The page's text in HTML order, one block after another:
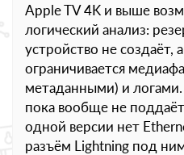
Apple TV 4K и выше
логический анализ:
устройство не создаёт,
ограничивается
метаданными) и
пока вообще не
одной версии нет
разъём Lightning под